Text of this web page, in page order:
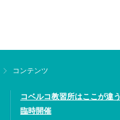
コンテンツ
コベルコ教習所はここが違う
臨時開催